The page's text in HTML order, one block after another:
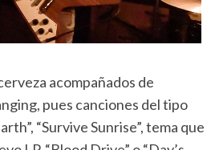
acompañados de
pues canciones del tipo
“Survive Sunrise”, tema que